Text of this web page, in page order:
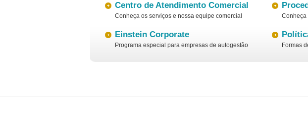
Centro de Atendimento Comercial
Conheça os serviços e nossa equipe comercial Conheça
Einstein Corporate
Programa especial para empresas de autogestão Formas